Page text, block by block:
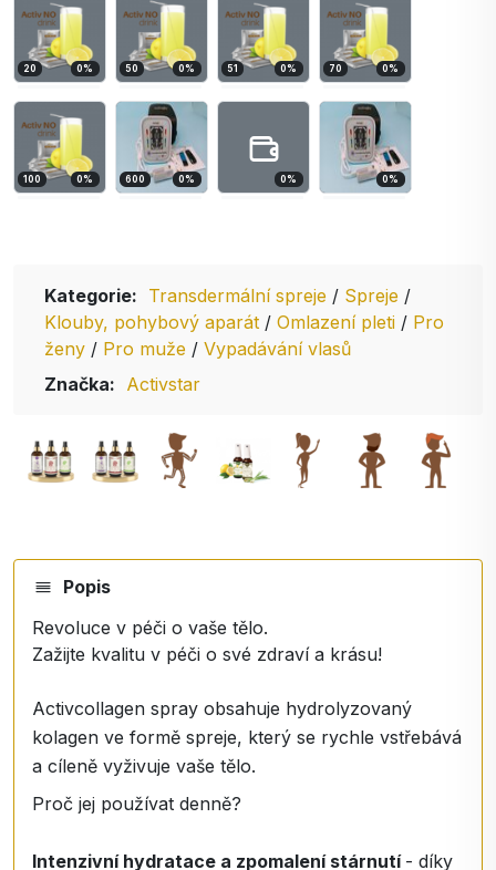
20 0% 50 0% 51 0% 70 0%
100 0% 600 0% 0% 0%
Kategorie: Transdermální spreje / Spreje /
Klouby, pohybový aparát / Omlazení pleti / Pro
ženy / Pro muže / Vypadávání vlasů
Značka: Activstar
Popis
Revoluce v péči o vaše tělo.
Zažijte kvalitu v péči o své zdraví a krásu!
Activcollagen spray obsahuje hydrolyzovaný
kolagen ve formě spreje, který se rychle vstřebává
a cíleně vyživuje vaše tělo.
Proč jej používat denně?
Intenzivní hydratace a zpomalení stárnutí - díky